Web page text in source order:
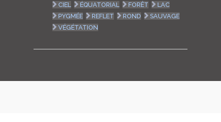
CIEL
ÉQUATORIAL FORÊT
LAC
PYGMÉE
REFLET ROND
SAUVAGE
VÉGÉTATION